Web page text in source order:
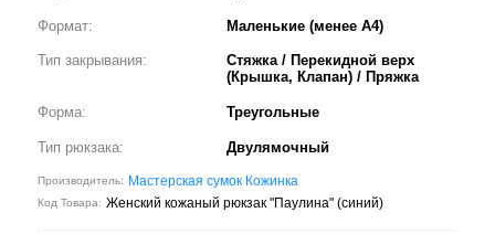
Формат: Маленькие (менее А4)
Тип закрывания:
Стяжка / Перекидной верх
(Крышка, Клапан) / Пряжка
Форма: Треугольные
Тип рюкзака: Двулямочный
Производитель: Мастерская сумок Кожинка
Код Товара: Женский кожаный рюкзак "Паулина" (синий)